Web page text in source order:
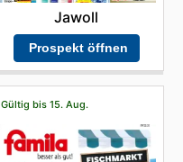
Jawoll
Prospekt öffnen
Gültig bis 15. Aug.